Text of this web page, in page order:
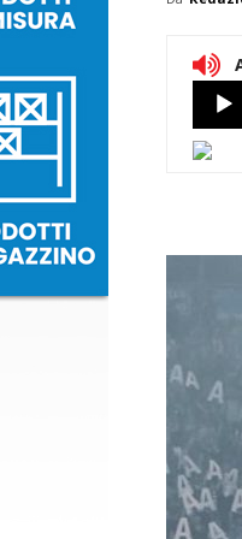
Lettore
Audio